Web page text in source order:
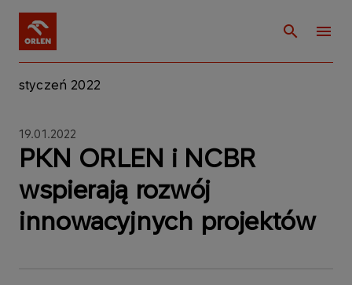
styczeń 2022
19.01.2022
PKN ORLEN i NCBR
wspierają rozwój
innowacyjnych projektów